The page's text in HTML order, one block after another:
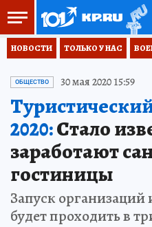
НОВОСТИ ТОЛЬКО У НАС
ОБЩЕСТВО 30 мая 2020 15:59
2020:Стало
заработают
гостиницы
Запуск организаций
будет проходить в